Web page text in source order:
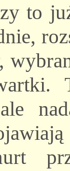
to
ale